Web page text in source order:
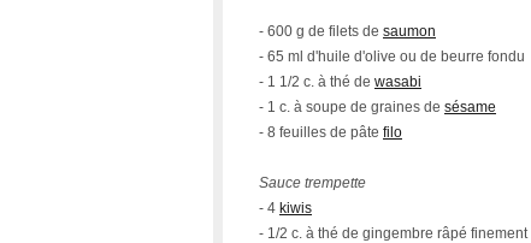
- 600 g de filets de saumon
- 65 ml d'huile d'olive ou de beurre fondu
- 1 1/2 c. à thé de wasabi
- 1 c. à soupe de graines de sésame
- 8 feuilles de pâte filo
Sauce trempette
- 4 kiwis
- 1/2 c. à thé de gingembre râpé finement